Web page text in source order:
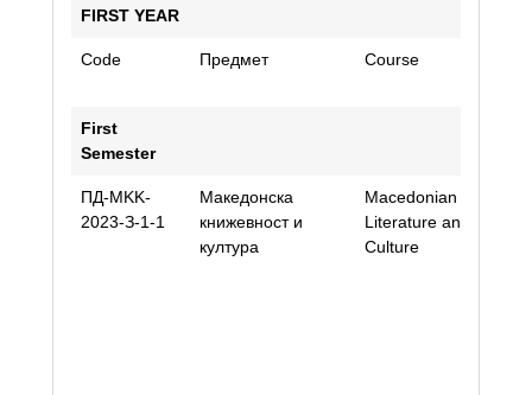
FIRST YEAR
Code Предмет Course
First
Semester
ПД-МKK-
2023-З-1-1
Македонска
книжевност и
култура
Macedonian
Literature and
Culture